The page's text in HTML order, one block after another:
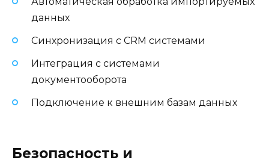
данных
Синхронизация с CRM системами
Интеграция с системами
документооборота
Подключение к внешним базам данных
Безопасность и